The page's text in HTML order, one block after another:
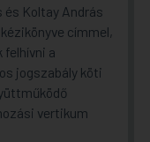
és Koltay András
címmel,
felhívni a
jogszabály köti
vertikum